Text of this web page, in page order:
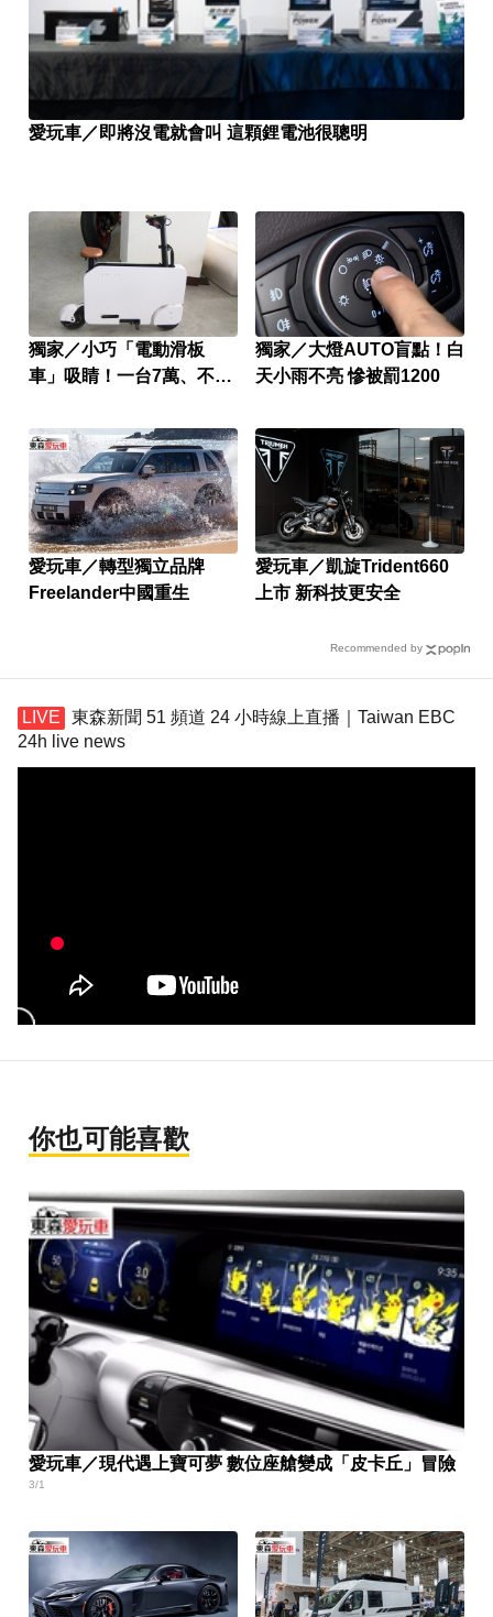
愛玩車／即將沒電就會叫 這顆鋰電池很聰明
獨家／小巧「電動滑板
車」吸睛！一台7萬、不可
獨家／大燈AUTO盲點！白
天小雨不亮 慘被罰1200
愛玩車／轉型獨立品牌
Freelander中國重生
愛玩車／凱旋Trident660
上市 新科技更安全
Recommended by
東森新聞 51 頻道 24 小時線上直播｜Taiwan EBC
24h live news
你也可能喜歡
愛玩車／現代遇上寶可夢 數位座艙變成「皮卡丘」冒險
3/1